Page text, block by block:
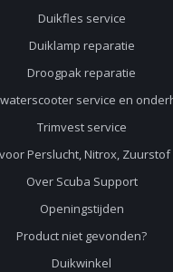
Duikfles service
Duiklamp reparatie
Droogpak reparatie
service en
Trimvest service
Perslucht, Nitrox, Zuurstof
Over Scuba Support
Openingstijden
Product niet gevonden?
Duikwinkel